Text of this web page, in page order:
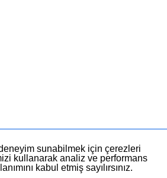
sunabilmek için çerezleri
kullanarak analiz ve performans
kabul etmiş sayılırsınız.